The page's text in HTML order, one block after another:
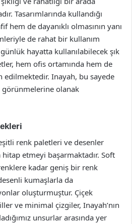
Tasarımlarında kullandığı
hem de dayanıklı olmasının yanı
de rahat bir kullanım
hayatta kullanılabilecek şık
hem ofis ortamında hem de
Inayah, bu sayede
görünmelerine olanak
renk paletleri ve desenler
etmeyi başarmaktadır. Soft
kadar geniş bir renk
kumaşlarla da
oluşturmuştur. Çiçek
ve minimal çizgiler, Inayah’nın
unsurlar arasında yer